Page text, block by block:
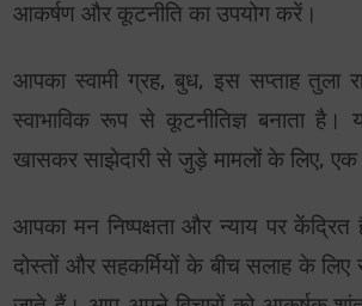
आकर्षण और कूटनीति का उपयोग करें।
आपका स्वामी ग्रह, बुध, इस सप्ताह तुला
स्वाभाविक रूप से कूटनीतिज्ञ बनाता है।
खासकर साझेदारी से जुड़े मामलों के लिए,
आपका मन निष्पक्षता और न्याय पर
दोस्तों और सहकर्मियों के बीच सलाह के